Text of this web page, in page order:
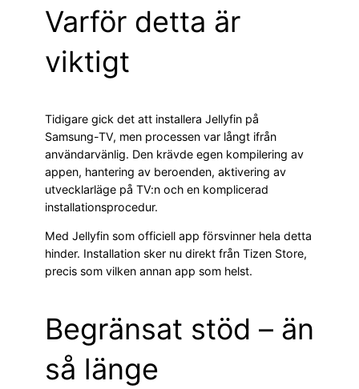
Varför detta är
viktigt
Tidigare gick det att installera Jellyfin på
Samsung-TV, men processen var långt ifrån
användarvänlig. Den krävde egen kompilering av
appen, hantering av beroenden, aktivering av
utvecklarläge på TV:n och en komplicerad
installationsprocedur.
Med Jellyfin som officiell app försvinner hela detta
hinder. Installation sker nu direkt från Tizen Store,
precis som vilken annan app som helst.
Begränsat stöd – än
så länge